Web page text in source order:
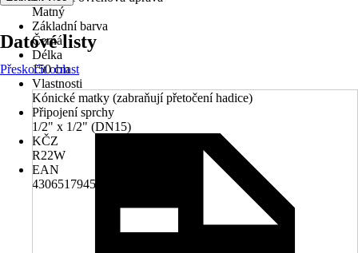
Matný
Základní barva
Černá
Délka
150 cm
Vlastnosti
Kónické matky (zabraňují přetočení hadice)
Připojení sprchy
1/2" x 1/2" (DN15)
KČZ
R22W
EAN
4306517945305
Datové listy
Přeskočit oblast